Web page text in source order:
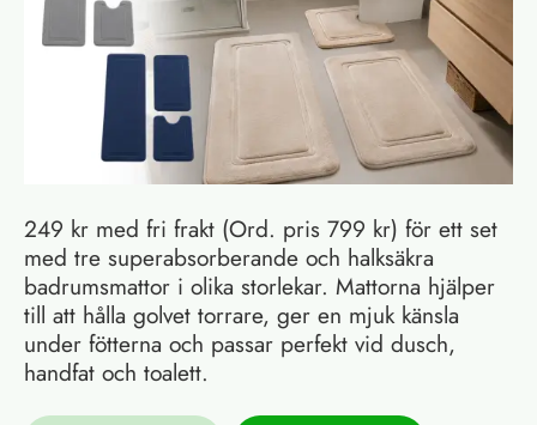
249 kr med fri frakt (Ord. pris 799 kr) för ett set
med tre superabsorberande och halksäkra
badrumsmattor i olika storlekar. Mattorna hjälper
till att hålla golvet torrare, ger en mjuk känsla
under fötterna och passar perfekt vid dusch,
handfat och toalett.